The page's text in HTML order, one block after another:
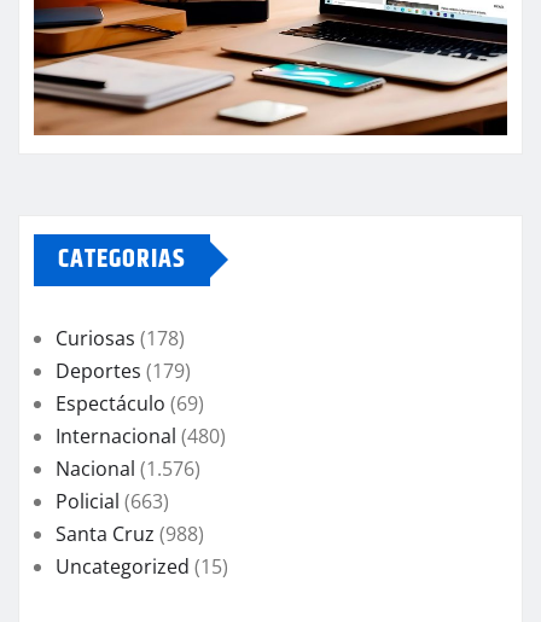
CATEGORIAS
Curiosas (178)
Deportes (179)
Espectáculo (69)
Internacional (480)
Nacional (1.576)
Policial (663)
Santa Cruz (988)
Uncategorized (15)